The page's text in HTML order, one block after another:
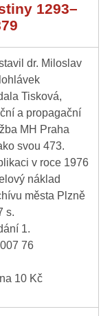
1293–
dr. Miloslav
Tisková,
a propagační
MH Praha
svou 473.
v roce 1976
náklad
města Plzně
s.
1.
76
10 Kč